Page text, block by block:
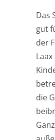
Das
gut
der
die